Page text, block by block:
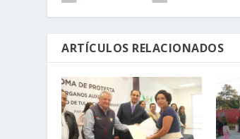
ARTÍCULOS RELACIONADOS